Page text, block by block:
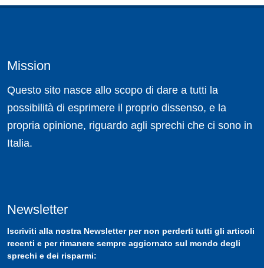
Mission
Questo sito nasce allo scopo di dare a tutti la
possibilità di esprimere il proprio dissenso, e la
propria opinione, riguardo agli sprechi che ci sono in
Italia.
Newsletter
Iscriviti alla nostra Newsletterper non perderti tutti gli articoli
recenti e per rimanere sempre aggiornato sul mondo degli
sprechi e dei risparmi: